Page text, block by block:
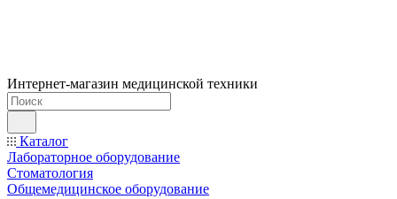
Интернет-магазин медицинской техники
Каталог
Лабораторное оборудование
Стоматология
Общемедицинское оборудование